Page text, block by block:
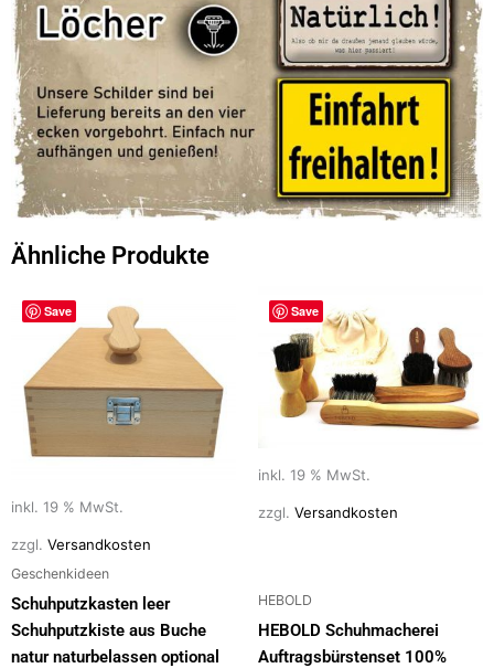
Ähnliche Produkte
Save
inkl. 19 % MwSt.
zzgl. Versandkosten
Geschenkideen
Schuhputzkasten leer
Schuhputzkiste aus Buche
natur naturbelassen optional
Save
inkl. 19 % MwSt.
zzgl. Versandkosten
HEBOLD
HEBOLD Schuhmacherei
Auftragsbürstenset 100%